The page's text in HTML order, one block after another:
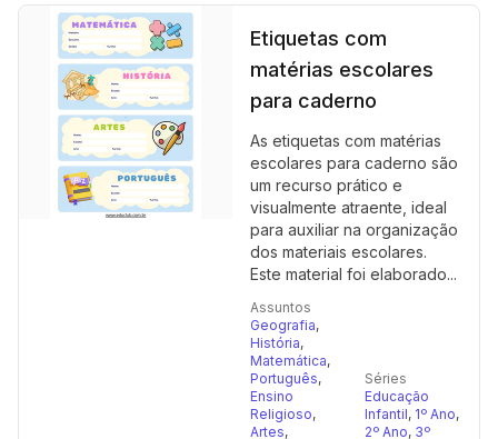
Etiquetas com
matérias escolares
para caderno
As etiquetas com matérias
escolares para caderno são
um recurso prático e
visualmente atraente, ideal
para auxiliar na organização
dos materiais escolares.
Este material foi elaborado...
Assuntos
Geografia,
História,
Matemática,
Português,
Ensino
Religioso,
Artes,
Séries
Educação
Infantil, 1º Ano,
2º Ano, 3º